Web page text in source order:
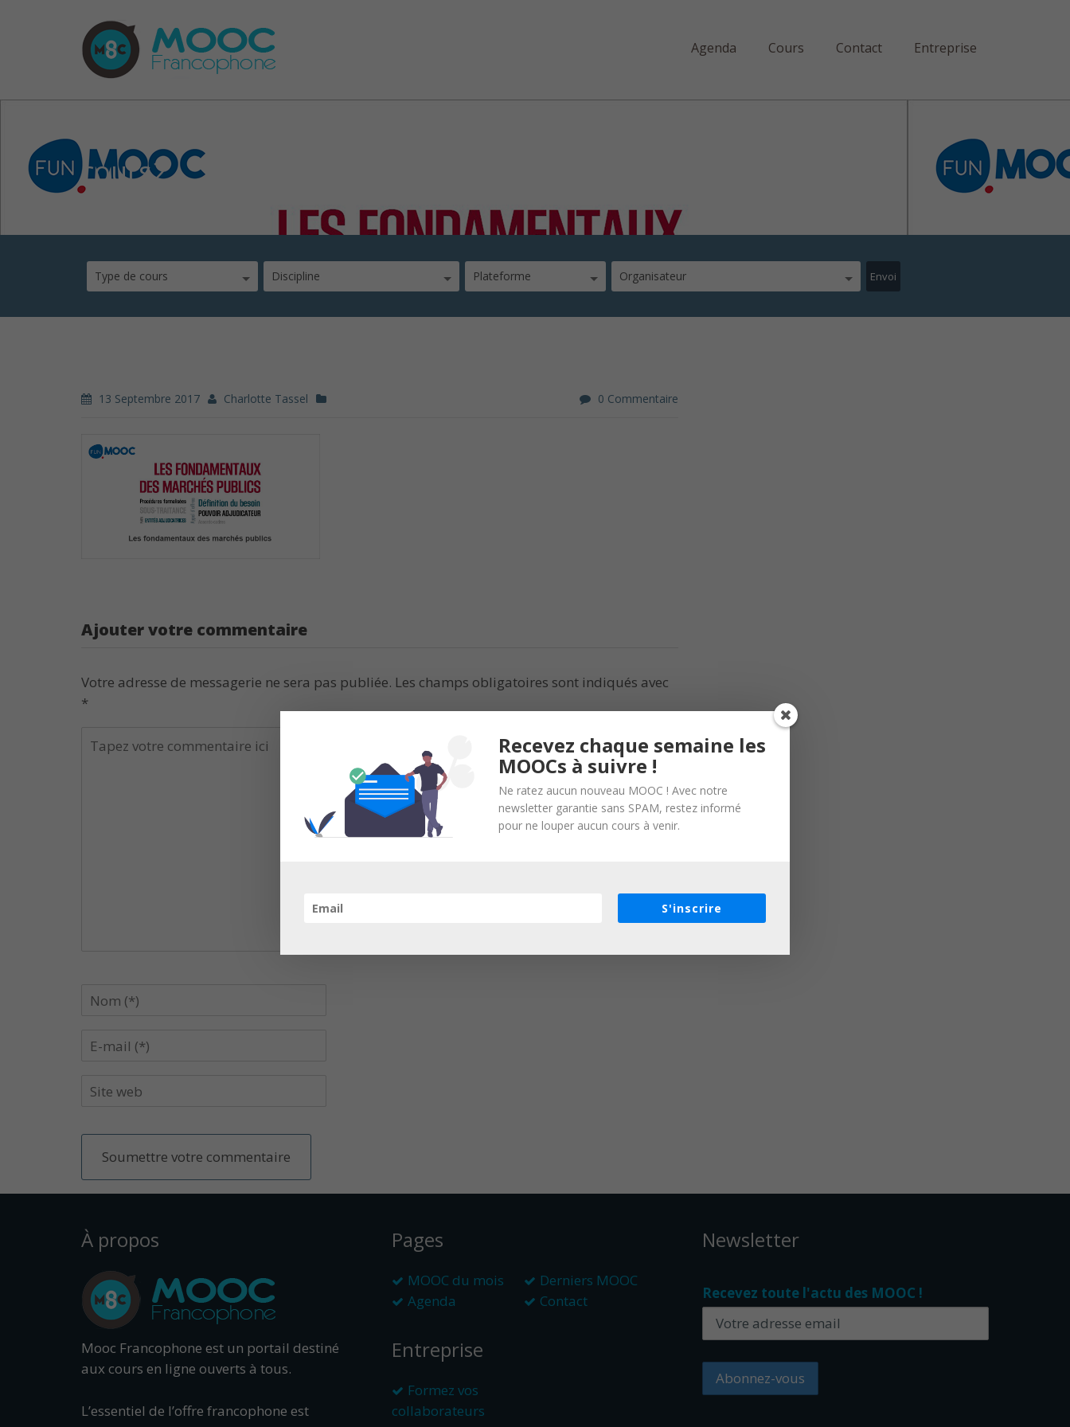
Agenda Cours Contact Entreprise
cours2
Type de cours Discipline Plateforme Organisateur
13 Septembre 2017 Charlotte Tassel 0 Commentaire
Ajouter votre commentaire
Votre adresse de messagerie ne sera pas publiée. Les champs obligatoires sont indiqués avec
*
À propos
Mooc Francophone est un portail destiné
aux cours en ligne ouverts à tous.
L’essentiel de l’offre francophone est
Pages
MOOC du mois
Derniers MOOC
Agenda
Contact
Entreprise
Formez vos
collaborateurs
Newsletter
Recevez toute l'actu des MOOC !
Recevez chaque semaine les
MOOCs à suivre !
Ne ratez aucun nouveau MOOC ! Avec notre
newsletter garantie sans SPAM, restez informé
pour ne louper aucun cours à venir.
S'inscrire